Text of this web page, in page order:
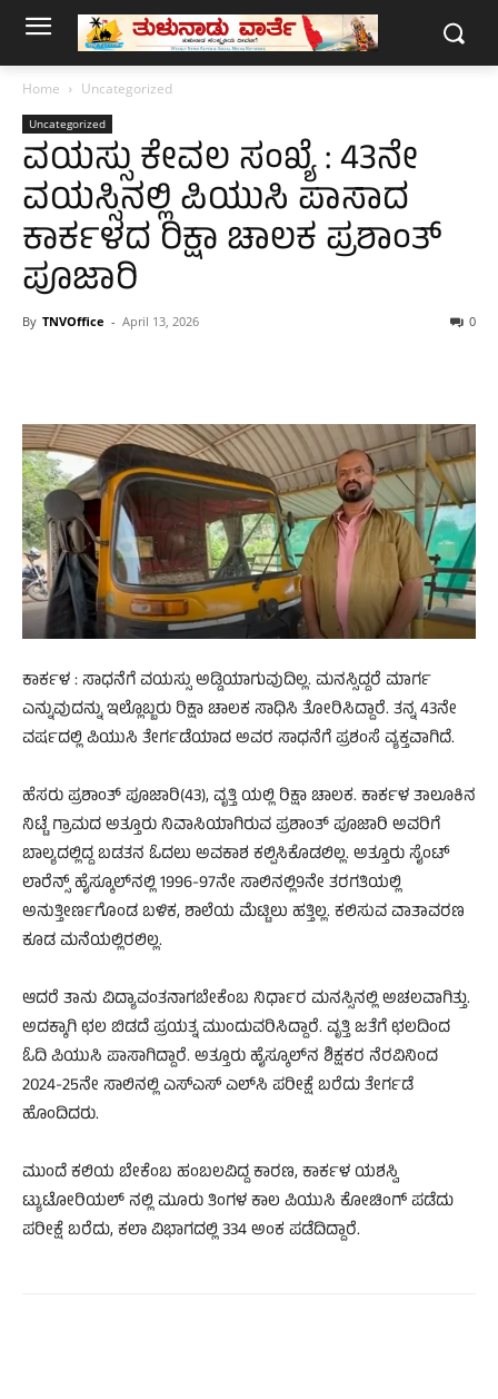
Home Uncategorized
Uncategorized
ವಯಸ್ಸು ಕೇವಲ ಸಂಖ್ಯೆ : 43ನೇ
ವಯಸ್ಸಿನಲ್ಲಿ ಪಿಯುಸಿ ಪಾಸಾದ
ಕಾರ್ಕಳದ ರಿಕ್ಷಾ ಚಾಲಕ ಪ್ರಶಾಂತ್
ಪೂಜಾರಿ
By TNVOffice - April 13, 2026 0
ಕಾರ್ಕಳ : ಸಾಧನೆಗೆ ವಯಸ್ಸು ಅಡ್ಡಿಯಾಗುವುದಿಲ್ಲ. ಮನಸ್ಸಿದ್ದರೆ ಮಾರ್ಗ
ಎನ್ನುವುದನ್ನು ಇಲ್ಲೊಬ್ಬರು ರಿಕ್ಷಾ ಚಾಲಕ ಸಾಧಿಸಿ ತೋರಿಸಿದ್ದಾರೆ. ತನ್ನ 43ನೇ
ವರ್ಷದಲ್ಲಿ ಪಿಯುಸಿ ತೇರ್ಗಡೆಯಾದ ಅವರ ಸಾಧನೆಗೆ ಪ್ರಶಂಸೆ ವ್ಯಕ್ತವಾಗಿದೆ.
ಹೆಸರು ಪ್ರಶಾಂತ್ ಪೂಜಾರಿ(43), ವೃತ್ತಿ ಯಲ್ಲಿ ರಿಕ್ಷಾ ಚಾಲಕ. ಕಾರ್ಕಳ ತಾಲೂಕಿನ
ನಿಟ್ಟೆ ಗ್ರಾಮದ ಅತ್ತೂರು ನಿವಾಸಿಯಾಗಿರುವ ಪ್ರಶಾಂತ್ ಪೂಜಾರಿ ಅವರಿಗೆ
ಬಾಲ್ಯದಲ್ಲಿದ್ದ ಬಡತನ ಓದಲು ಅವಕಾಶ ಕಲ್ಪಿಸಿಕೊಡಲಿಲ್ಲ. ಅತ್ತೂರು ಸೈಂಟ್
ಲಾರೆನ್ಸ್ ಹೈಸ್ಕೂಲ್‌ನಲ್ಲಿ 1996-97ನೇ ಸಾಲಿನಲ್ಲಿ9ನೇ ತರಗತಿಯಲ್ಲಿ
ಅನುತ್ತೀರ್ಣಗೊಂಡ ಬಳಿಕ, ಶಾಲೆಯ ಮೆಟ್ಟಿಲು ಹತ್ತಿಲ್ಲ. ಕಲಿಸುವ ವಾತಾವರಣ
ಕೂಡ ಮನೆಯಲ್ಲಿರಲಿಲ್ಲ.
ಆದರೆ ತಾನು ವಿದ್ಯಾವಂತನಾಗಬೇಕೆಂಬ ನಿರ್ಧಾರ ಮನಸ್ಸಿನಲ್ಲಿ ಅಚಲವಾಗಿತ್ತು.
ಅದಕ್ಕಾಗಿ ಛಲ ಬಿಡದೆ ಪ್ರಯತ್ನ ಮುಂದುವರಿಸಿದ್ದಾರೆ. ವೃತ್ತಿ ಜತೆಗೆ ಛಲದಿಂದ
ಓದಿ ಪಿಯುಸಿ ಪಾಸಾಗಿದ್ದಾರೆ. ಅತ್ತೂರು ಹೈಸ್ಕೂಲ್‌ನ ಶಿಕ್ಷಕರ ನೆರವಿನಿಂದ
2024-25ನೇ ಸಾಲಿನಲ್ಲಿ ಎಸ್‌ಎಸ್ ಎಲ್‌ಸಿ ಪರೀಕ್ಷೆ ಬರೆದು ತೇರ್ಗಡೆ
ಹೊಂದಿದರು.
ಮುಂದೆ ಕಲಿಯ ಬೇಕೆಂಬ ಹಂಬಲವಿದ್ದ ಕಾರಣ, ಕಾರ್ಕಳ ಯಶಸ್ವಿ
ಟ್ಯುಟೋರಿಯಲ್ ನಲ್ಲಿ ಮೂರು ತಿಂಗಳ ಕಾಲ ಪಿಯುಸಿ ಕೋಚಿಂಗ್ ಪಡೆದು
ಪರೀಕ್ಷೆ ಬರೆದು, ಕಲಾ ವಿಭಾಗದಲ್ಲಿ 334 ಅಂಕ ಪಡೆದಿದ್ದಾರೆ.